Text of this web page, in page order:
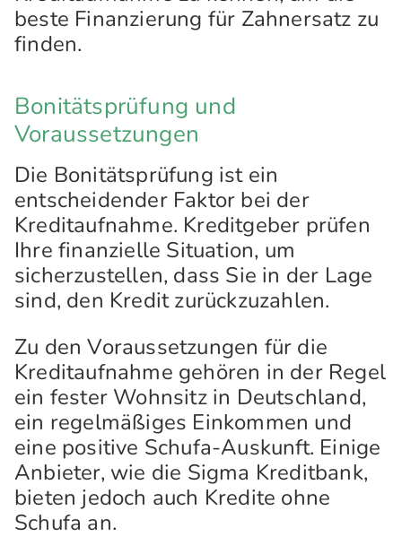
beste Finanzierung für Zahnersatz zu
finden.
Bonitätsprüfung und
Voraussetzungen
Die Bonitätsprüfung ist ein
entscheidender Faktor bei der
Kreditaufnahme. Kreditgeber prüfen
Ihre finanzielle Situation, um
sicherzustellen, dass Sie in der Lage
sind, den Kredit zurückzuzahlen.
Zu den Voraussetzungen für die
Kreditaufnahme gehören in der Regel
ein fester Wohnsitz in Deutschland,
ein regelmäßiges Einkommen und
eine positive Schufa-Auskunft. Einige
Anbieter, wie die Sigma Kreditbank,
bieten jedoch auch Kredite ohne
Schufa an.